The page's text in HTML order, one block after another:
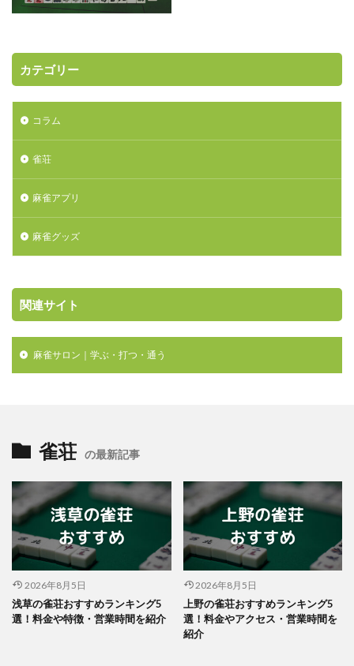
カテゴリー
コラム
雀荘
麻雀アプリ
麻雀グッズ
関連サイト
 麻雀サロン｜学ぶ・打つ・通う
雀荘 の最新記事
2026年8月5日
浅草の雀荘おすすめランキング5
選！料金や特徴・営業時間を紹介
2026年8月5日
上野の雀荘おすすめランキング5
選！料金やアクセス・営業時間を
紹介